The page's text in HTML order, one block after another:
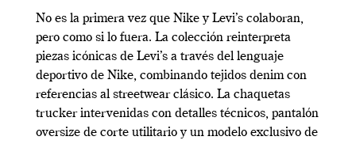
No es la primera vez que Nike y Levi’s colaboran,
pero como si lo fuera. La colección reinterpreta
piezas icónicas de Levi’s a través del lenguaje
deportivo de Nike, combinando tejidos denim con
referencias al streetwear clásico. La chaquetas
trucker intervenidas con detalles técnicos, pantalón
oversize de corte utilitario y un modelo exclusivo de